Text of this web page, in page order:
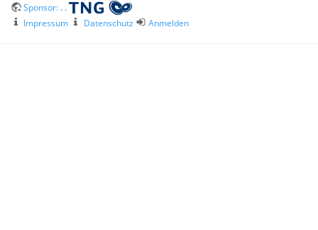
Sponsor: . .
Impressum
Datenschutz Anmelden